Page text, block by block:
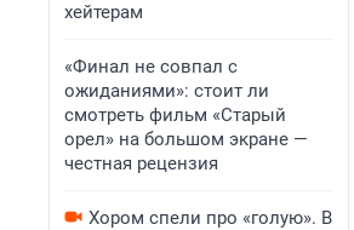
хейтерам
«Финал не совпал с
ожиданиями»: стоит ли
смотреть фильм «Старый
орел» на большом экране —
честная рецензия
Хором спели про «голую». В